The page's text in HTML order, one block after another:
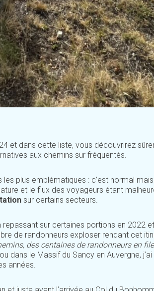
et dans cette liste, vous découvrirez
aux chemins sur fréquentés.
plus emblématiques : c’est normal
et le flux des voyageurs étant
sur certains secteurs.
repassant sur certaines portions en 2022
de randonneurs exploser rendant cet
des centaines de randonneurs en
dans le Massif du Sancy en Auvergne,
années.